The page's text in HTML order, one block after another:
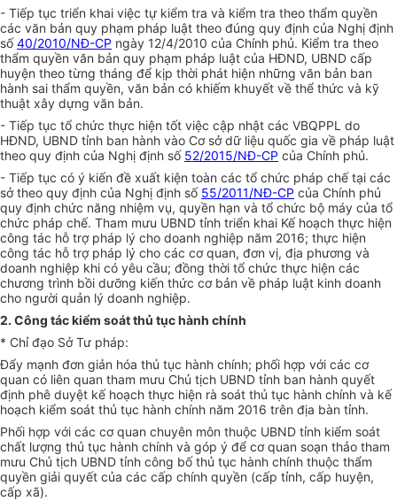
- Tiếp tục triển khai việc tự kiểm tra và kiểm tra theo thẩm quyền
các văn bản quy phạm pháp luật theo đúng quy định của Nghị định
số40/2010/NĐ-CP ngày 12/4/2010 của Chính phủ. Kiểm tra theo
thẩm quyền văn bản quy phạm pháp luật của HĐND, UBND cấp
huyện theo từng tháng để kịp thời phát hiện những văn bản ban
hành sai thẩm quyền, văn bản có khiếm khuyết về thể thức và kỹ
thuật xây dựng văn bản.
- Tiếp tục tổ chức thực hiện tốt việc cập nhật các VBQPPL do
HĐND, UBND tỉnh ban hành vào Cơ sở dữ liệu quốc gia về pháp luật
theo quy định của Nghị định số 52/2015/NĐ-CP của Chính phủ.
- Tiếp tục có ý kiến đề xuất kiện toàn các tổ chức pháp chế tại các
sở theo quy định của Nghị định số 55/2011/NĐ-CP của Chính phủ
quy định chức năng nhiệm vụ, quyền hạn và tổ chức bộ máy của tổ
chức pháp chế. Tham mưu UBND tỉnh triển khai Kế hoạch thực hiện
công tác hỗ trợ pháp lý cho doanh nghiệp năm 2016; thực hiện
công tác hỗ trợ pháp lý cho các cơ quan, đơn vị, địa phương và
doanh nghiệp khi có yêu cầu; đồng thời tổ chức thực hiện các
chương trình bồi dưỡng kiến thức cơ bản về pháp luật kinh doanh
cho người quản lý doanh nghiệp.
2. Công tác kiểm soát thủ tục hành chính
* Chỉđạo Sở Tư pháp:
Đẩy mạnh đơn giản hóa thủ tục hành chính; phối hợp với các cơ
quan có liên quan tham mưu Chủ tịch UBND tỉnh ban hành quyết
định phê duyệt kế hoạch thực hiện rà soát thủ tục hành chính và kế
hoạch kiểm soát thủ tục hành chính năm 2016 trên địa bàn tỉnh.
Phối hợp với các cơ quan chuyên môn thuộc UBND tỉnh kiểm soát
chất lượng thủ tục hành chính và góp ý để cơ quan soạn thảo tham
mưu Chủ tịch UBND tỉnh công bốthủ tục hành chính thuộc thẩm
quyền giải quyết của các cấp chính quyền (cấp tỉnh, cấp huyện,
cấp xã).